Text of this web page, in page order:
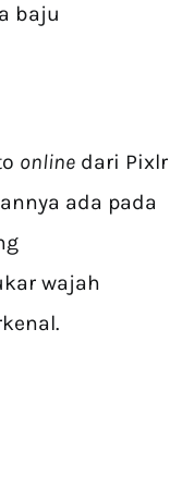
baju
online dari Pixlr
ada pada
wajah